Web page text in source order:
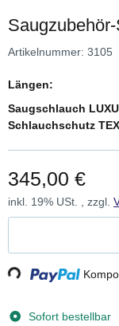
Artikelnummer: 3105
Längen:
Saugschlauch
Schlauchschutz
345,00 €
inkl. 19% USt. , zzgl.
Sofort bestellbar